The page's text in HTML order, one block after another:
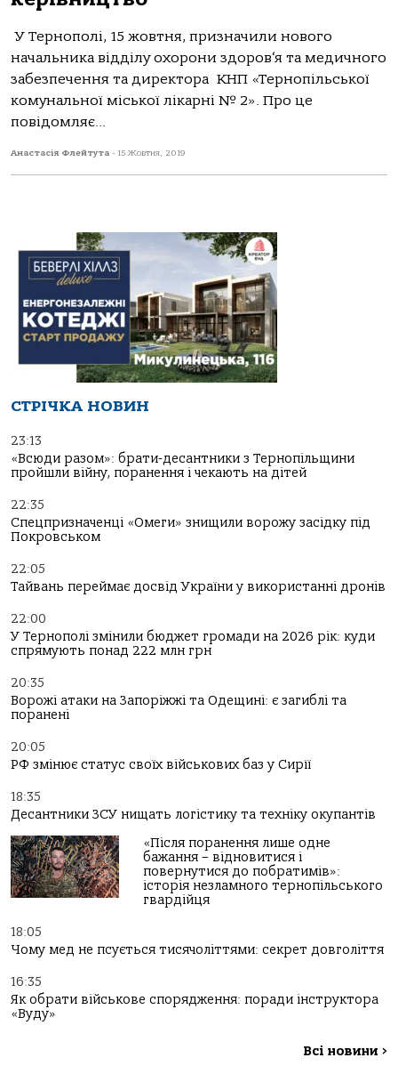
У Тернополі, 15 жовтня, призначили нового
начальника відділу охорони здоров‘я та медичного
забезпечення та директора КНП «Тернопільської
комунальної міської лікарні № 2». Про це
повідомляє...
Анастасія Флейтута - 15 Жовтня, 2019
СТРІЧКА НОВИН
23:13
«Всюди разом»: брати-десантники з Тернопільщини
пройшли війну, поранення і чекають на дітей
22:35
Спецпризначенці «Омеги» знищили ворожу засідку під
Покровськом
22:05
Тайвань переймає досвід України у використанні дронів
22:00
У Тернополі змінили бюджет громади на 2026 рік: куди
спрямують понад 222 млн грн
20:35
Ворожі атаки на Запоріжжі та Одещині: є загиблі та
поранені
20:05
РФ змінює статус своїх військових баз у Сирії
18:35
Десантники ЗСУ нищать логістику та техніку окупантів
«Після поранення лише одне
бажання – відновитися і
повернутися до побратимів»:
історія незламного тернопільського
гвардійця
18:05
Чому мед не псується тисячоліттями: секрет довголіття
16:35
Як обрати військове спорядження: поради інструктора
«Вуду»
Всі новини >